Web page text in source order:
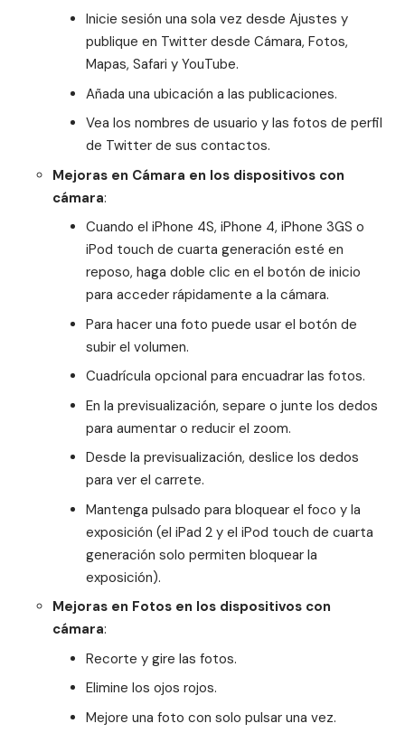
Inicie sesión una sola vez desde Ajustes y
publique en Twitter desde Cámara, Fotos,
Mapas, Safari y YouTube.
Añada una ubicación a las publicaciones.
Vea los nombres de usuario y las fotos de perfil
de Twitter de sus contactos.
Mejoras en Cámara en los dispositivos con
cámara:
Cuando el iPhone 4S, iPhone 4, iPhone 3GS o
iPod touch de cuarta generación esté en
reposo, haga doble clic en el botón de inicio
para acceder rápidamente a la cámara.
Para hacer una foto puede usar el botón de
subir el volumen.
Cuadrícula opcional para encuadrar las fotos.
En la previsualización, separe o junte los dedos
para aumentar o reducir el zoom.
Desde la previsualización, deslice los dedos
para ver el carrete.
Mantenga pulsado para bloquear el foco y la
exposición (el iPad 2 y el iPod touch de cuarta
generación solo permiten bloquear la
exposición).
Mejoras en Fotos en los dispositivos con
cámara:
Recorte y gire las fotos.
Elimine los ojos rojos.
Mejore una foto con solo pulsar una vez.